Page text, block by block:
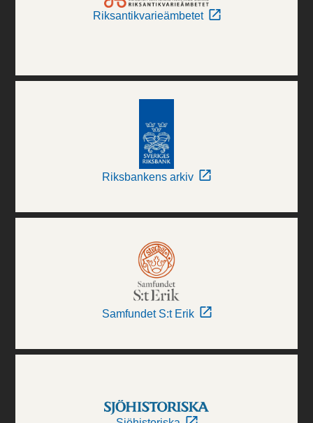
Riksantikvarieämbetet
Riksbankens arkiv
Samfundet S:t Erik